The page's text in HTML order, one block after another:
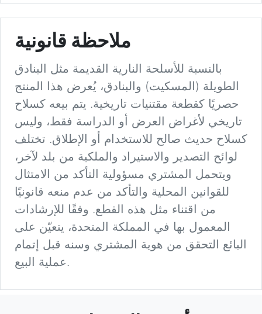
ملاحظة قانونية
بالنسبة للأسلحة النارية القديمة مثل البنادق
الطويلة (المسكيت) والبنادق، يُعرض هذا المنتج
حصريًا كقطعة مقتنيات تاريخية. يتم بيعه كسلاح
تاريخي لأغراض العرض أو الدراسة فقط، وليس
كسلاح حديث صالح للاستخدام أو الإطلاق. تختلف
لوائح التصدير والاستيراد والملكية من بلد لآخر،
ويتحمل المشتري مسؤولية التأكد من الامتثال
للقوانين المحلية والتأكد من عدم منعه قانونيًا
من اقتناء مثل هذه القطع. وفقًا للإرشادات
المعمول بها في المملكة المتحدة، يتعيّن على
البائع التحقق من هوية المشتري وسنه قبل إتمام
عملية البيع.